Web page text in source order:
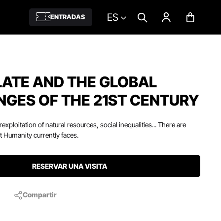
ENTRADAS ES
AND THE GLOBAL
OF THE 21ST CENTURY
of natural resources, social inequalities... There are
Humanity currently faces.
RESERVAR UNA VISITA
Compartir